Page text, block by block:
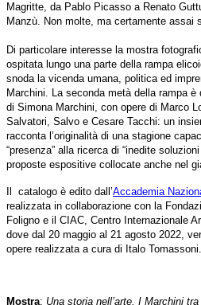
Magritte, da Pablo Picasso a Renato
Manzù. Non molte, ma certamente assai
Di particolare interesse la mostra
ospitata lungo una parte della rampa
snoda la vicenda umana, politica ed
Marchini. La seconda metà della rampa
di Simona Marchini, con opere di Marco
Salvatori, Salvo e Cesare Tacchi: un
racconta l’originalità di una stagione
“presenza” alla ricerca di “inedite
proposte espositive collocate anche nel
Il catalogo è edito dall’Accademia
realizzata in collaborazione con la
Foligno e il CIAC, Centro Internazionale
dove dal 20 maggio al 21 agosto 2022,
opere realizzata a cura di Italo Tomassoni.
Mostra: Una storia nell’arte. I Marchini